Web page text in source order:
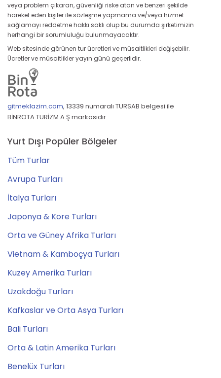
veya problem çıkaran, güvenliği riske atan ve benzeri şekilde
hareket eden kişiler ile sözleşme yapmama ve/veya hizmet
sağlamayı reddetme hakkı saklı olup bu durumda şirketimizin
herhangi bir sorumluluğu bulunmayacaktır.
Web sitesinde görünen tur ücretleri ve müsaitlikleri değişebilir.
Ücretler ve müsaitlikler yayın günü geçerlidir.
gitmeklazim.com, 13339 numaralı TURSAB belgesi ile
BİNROTA TURİZM A.Ş markasıdır.
Yurt Dışı Popüler Bölgeler
Tüm Turlar
Avrupa Turları
İtalya Turları
Japonya & Kore Turları
Orta ve Güney Afrika Turları
Vietnam & Kamboçya Turları
Kuzey Amerika Turları
Uzakdoğu Turları
Kafkaslar ve Orta Asya Turları
Bali Turları
Orta & Latin Amerika Turları
Benelüx Turları